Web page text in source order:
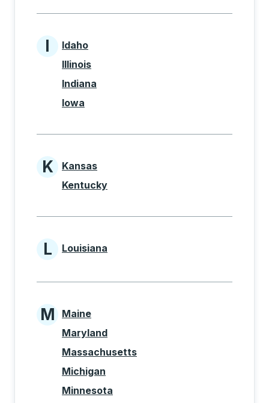
States beginning with I
I
Idaho
Illinois
Indiana
Iowa
States beginning with K
K
Kansas
Kentucky
States beginning with L
L Louisiana
States beginning with M
M
Maine
Maryland
Massachusetts
Michigan
Minnesota